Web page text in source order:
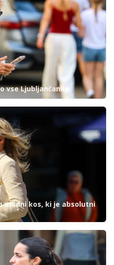
vse Ljubljančanke
modni kos, ki je absolutni